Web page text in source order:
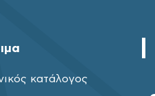
κατάλογος